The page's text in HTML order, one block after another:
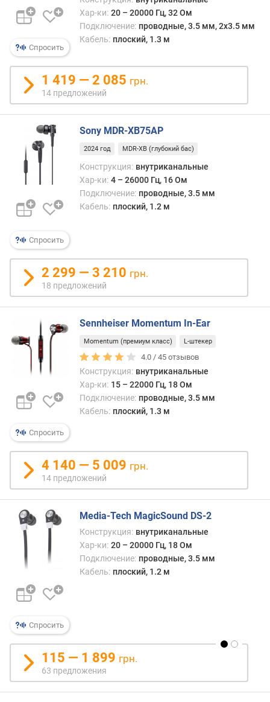
я
о
р
м
а
к
о
у
W
S
и
п
п
о
д
к
ю
ч
н
я
S
B
в
е
р
с
и
e
t
o
t
Спросить
Хар-ки: 20 – 20000 Гц, 32 Ом
Подключение: проводные, 3.5 мм, 2х3.5 мм
Кабель: плоский, 1.3 м
1 419 — 2 085 грн.
14 предложений
Спросить
Sony MDR-XB75AP
2024 год MDR-XB (глубокий бас)
Конструкция: внутриканальные
Хар-ки: 4 – 26000 Гц, 16 Ом
Подключение: проводные, 3.5 мм
Кабель: плоский, 1.2 м
2 299 — 3 210 грн.
18 предложений
Спросить
Sennheiser Momentum In-Ear
Momentum (премиум класс) L-штекер
4.0 /45 отзывов
Конструкция: внутриканальные
Хар-ки: 15 – 22000 Гц, 18 Ом
Подключение: проводные, 3.5 мм
Кабель: плоский, 1.3 м
4 140 — 5 009 грн.
14 предложений
Спросить
Media-Tech MagicSound DS-2
Конструкция: внутриканальные
Хар-ки: 20 – 20000 Гц, 18 Ом
Подключение: проводные, 3.5 мм
Кабель: плоский, 1.2 м
115 — 1 899 грн.
63 предложения